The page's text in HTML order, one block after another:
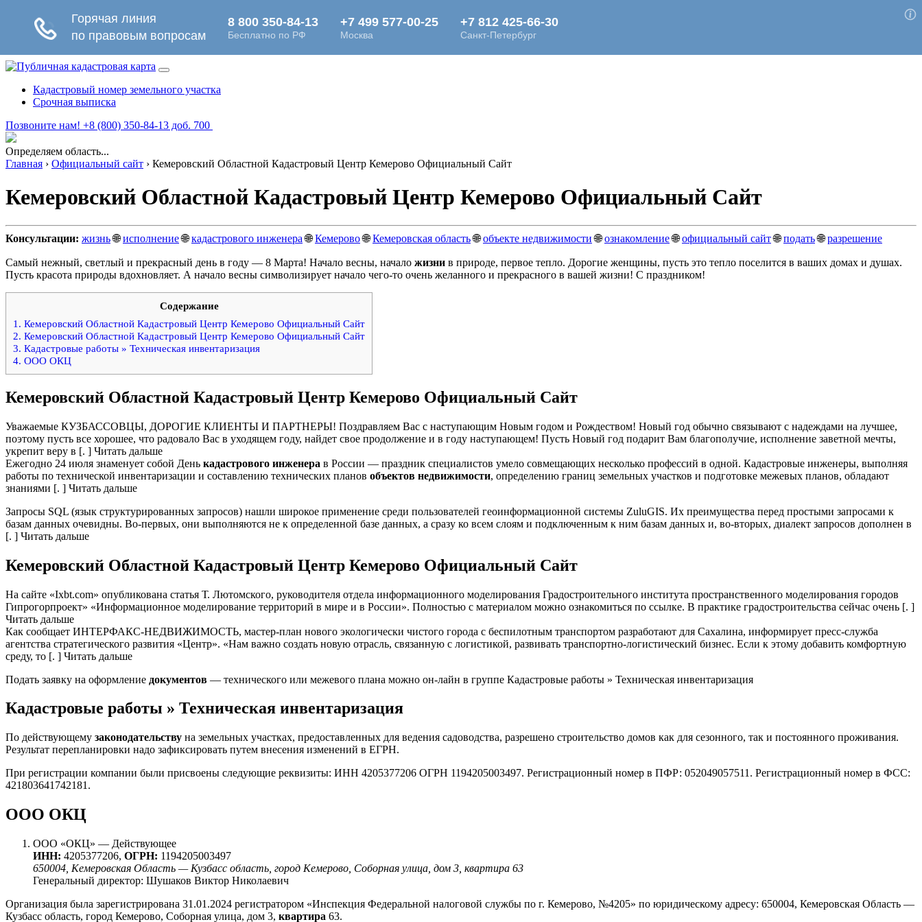
Кадастровый номер земельного участка
Срочная выписка
Позвоните нам! +8 (800) 350-84-13 доб. 700
Определяем область...
Главная › Официальный сайт › Кемеровский Областной Кадастровый Центр Кемерово Официальный Сайт
Кемеровский Областной Кадастровый Центр Кемерово Официальный Сайт
Консультации: жизнь🌐исполнение🌐кадастрового инженера🌐Кемерово🌐Кемеровская область🌐объекте недвижимости🌐ознакомление🌐официальный сайт🌐подать🌐разрешение
Самый нежный, светлый и прекрасный день в году — 8 Марта! Начало весны, начало жизни в природе, первое тепло. Дорогие женщины, пусть это тепло поселится в ваших домах и душах.
Пусть красота природы вдохновляет. А начало весны символизирует начало чего-то очень желанного и прекрасного в вашей жизни! С праздником!
Содержание
1. Кемеровский Областной Кадастровый Центр Кемерово Официальный Сайт
2. Кемеровский Областной Кадастровый Центр Кемерово Официальный Сайт
3. Кадастровые работы » Техническая инвентаризация
4. ООО ОКЦ
Кемеровский Областной Кадастровый Центр Кемерово Официальный Сайт
Уважаемые КУЗБАССОВЦЫ, ДОРОГИЕ КЛИЕНТЫ И ПАРТНЕРЫ! Поздравляем Вас с наступающим Новым годом и Рождеством! Новый год обычно связывают с надеждами на лучшее,
поэтому пусть все хорошее, что радовало Вас в уходящем году, найдет свое продолжение и в году наступающем! Пусть Новый год подарит Вам благополучие, исполнение заветной мечты,
укрепит веру в [. ] Читать дальше
Ежегодно 24 июля знаменует собой День кадастрового инженера в России — праздник специалистов умело совмещающих несколько профессий в одной. Кадастровые инженеры, выполняя
работы по технической инвентаризации и составлению технических планов объектов недвижимости, определению границ земельных участков и подготовке межевых планов, обладают
знаниями [. ] Читать дальше
Запросы SQL (язык структурированных запросов) нашли широкое применение среди пользователей геоинформационной системы ZuluGIS. Их преимущества перед простыми запросами к
базам данных очевидны. Во-первых, они выполняются не к определенной базе данных, а сразу ко всем слоям и подключенным к ним базам данных и, во-вторых, диалект запросов дополнен в
[. ] Читать дальше
Кемеровский Областной Кадастровый Центр Кемерово Официальный Сайт
На сайте «Ixbt.com» опубликована статья Т. Лютомского, руководителя отдела информационного моделирования Градостроительного института пространственного моделирования городов
Гипрогорпроект» «Информационное моделирование территорий в мире и в России». Полностью с материалом можно ознакомиться по ссылке. В практике градостроительства сейчас очень [. ]
Читать дальше
Как сообщает ИНТЕРФАКС-НЕДВИЖИМОСТЬ, мастер-план нового экологически чистого города с беспилотным транспортом разработают для Сахалина, информирует пресс-служба
агентства стратегического развития «Центр». «Нам важно создать новую отрасль, связанную с логистикой, развивать транспортно-логистический бизнес. Если к этому добавить комфортную
среду, то [. ] Читать дальше
Подать заявку на оформление документов — технического или межевого плана можно он-лайн в группе Кадастровые работы » Техническая инвентаризация
Кадастровые работы » Техническая инвентаризация
По действующему законодательству на земельных участках, предоставленных для ведения садоводства, разрешено строительство домов как для сезонного, так и постоянного проживания.
Результат перепланировки надо зафиксировать путем внесения изменений в ЕГРН.
При регистрации компании были присвоены следующие реквизиты: ИНН 4205377206 ОГРН 1194205003497. Регистрационный номер в ПФР: 052049057511. Регистрационный номер в ФСС:
421803641742181.
ООО ОКЦ
ООО «ОКЦ» — Действующее
ИНН: 4205377206, ОГРН: 1194205003497
650004, Кемеровская Область — Кузбасс область, город Кемерово, Соборная улица, дом 3, квартира 63
Генеральный директор: Шушаков Виктор Николаевич
Организация была зарегистрирована 31.01.2024 регистратором «Инспекция Федеральной налоговой службы по г. Кемерово, №4205» по юридическому адресу: 650004, Кемеровская Область —
Кузбасс область, город Кемерово, Соборная улица, дом 3, квартира 63.